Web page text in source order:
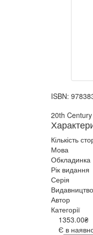
ISBN:
20th
Кількість
Мова
Обкладинка
Рік видання
Серія
Видавництво
Автор
Категорії
1353.00₴
Є в